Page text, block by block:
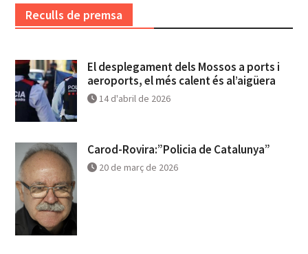
Reculls de premsa
El desplegament dels Mossos a ports i
aeroports, el més calent és al’aigüera
14 d'abril de 2026
Carod-Rovira:”Policia de Catalunya”
20 de març de 2026